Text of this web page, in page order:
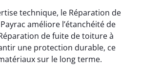
technique, le Réparation de
améliore l’étanchéité de
de fuite de toiture à
une protection durable, ce
sur le long terme.